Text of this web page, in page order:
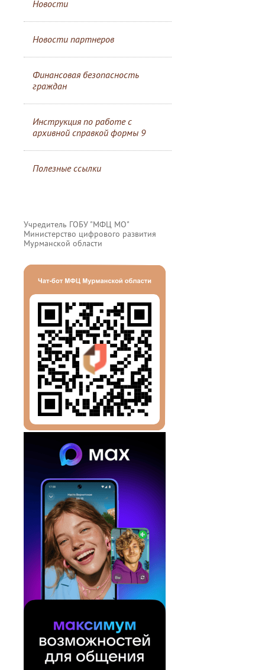
Новости
Новости партнеров
Финансовая безопасность
граждан
Инструкция по работе с
архивной справкой формы 9
Полезные ссылки
Учредитель ГОБУ "МФЦ МО"
Министерство цифрового развития
Мурманской области